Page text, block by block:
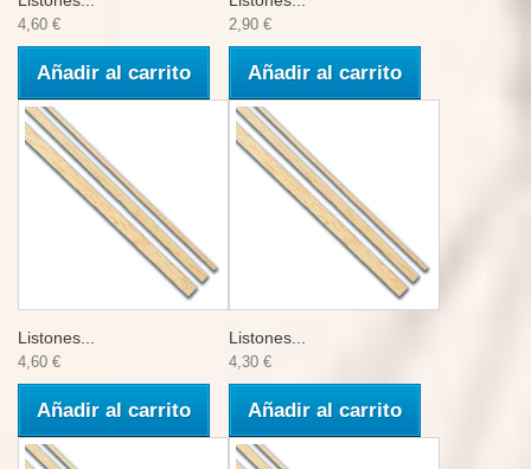
4,60 €
Añadir al carrito
2,90 €
Añadir al carrito
Listones...
4,60 €
Añadir al carrito
Listones...
4,30 €
Añadir al carrito